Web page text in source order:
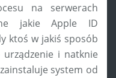
na serwerach
jakie Apple ID
ktoś w jakiś sposób
i natknie
system od